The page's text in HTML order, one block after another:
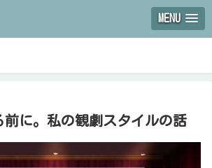
MENU
前に。私の観劇スタイルの話